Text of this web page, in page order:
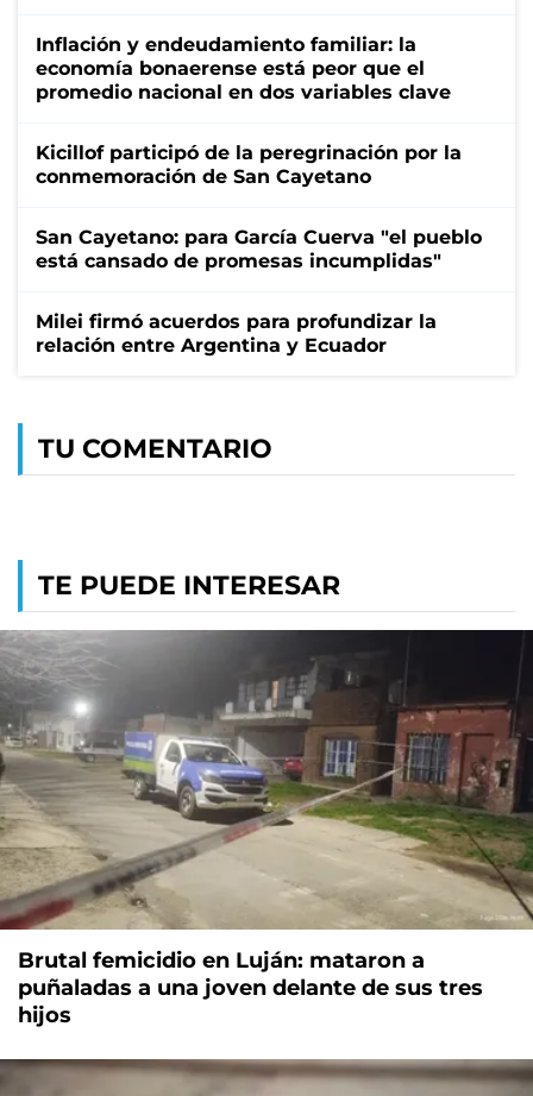
Inflación y endeudamiento familiar: la
economía bonaerense está peor que el
promedio nacional en dos variables clave
Kicillof participó de la peregrinación por la
conmemoración de San Cayetano
San Cayetano: para García Cuerva "el pueblo
está cansado de promesas incumplidas"
Milei firmó acuerdos para profundizar la
relación entre Argentina y Ecuador
TU COMENTARIO
TE PUEDE INTERESAR
Brutal femicidio en Luján: mataron a
puñaladas a una joven delante de sus tres
hijos